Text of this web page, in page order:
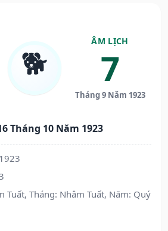
🐕
ÂM LỊCH
7
Tháng 9 Năm 1923
Tháng 10 Năm 1923
Tuất, Tháng: Nhâm Tuất, Năm: Quý